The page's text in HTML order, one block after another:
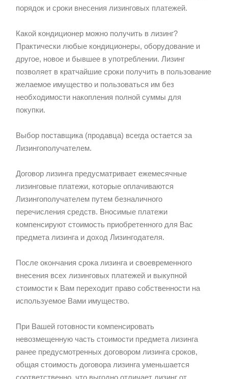
порядок и сроки внесения лизинговых платежей.
Какой кондиционер можно получить в лизинг?
Практически любые кондиционеры, оборудование и
другое, новое и бывшее в употреблении. Лизинг
позволяет в кратчайшие сроки получить в пользование
желаемое имущество и пользоваться им без
необходимости накопления полной суммы для
покупки.
Выбор поставщика (продавца) всегда остается за
Лизингополучателем.
Договор лизинга предусматривает ежемесячные
лизинговые платежи, которые оплачиваются
Лизингополучателем путем безналичного
перечисления средств. Вносимые платежи
компенсируют стоимость приобретенного для Вас
предмета лизинга и доход Лизингодателя.
После окончания срока лизинга и своевременного
внесения всех лизинговых платежей и выкупной
стоимости к Вам переходит право собственности на
используемое Вами имущество.
При Вашей готовности компенсировать
невозмещенную часть стоимости предмета лизинга
ранее предусмотренных договором лизинга сроков,
общая стоимость договора лизинга уменьшается
соответственно, что выгодно отличает лизинг от